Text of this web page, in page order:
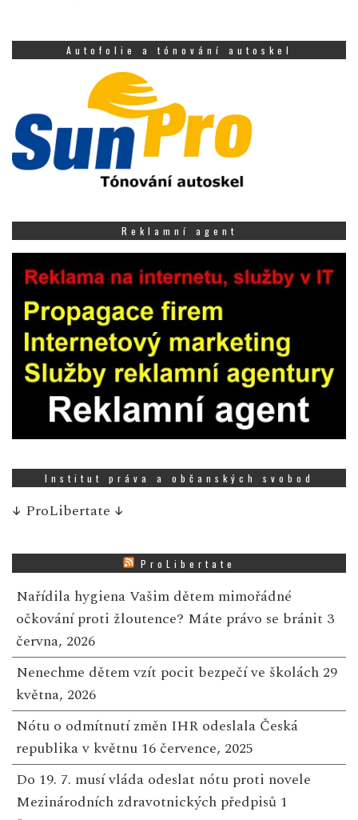
Autofolie a tónování autoskel
Reklamní agent
Institut práva a občanských svobod
↓ ProLibertate ↓
ProLibertate
Nařídila hygiena Vašim dětem mimořádné
očkování proti žloutence? Máte právo se bránit 3
června, 2026
Nenechme dětem vzít pocit bezpečí ve školách 29
května, 2026
Nótu o odmítnutí změn IHR odeslala Česká
republika v květnu 16 července, 2025
Do 19. 7. musí vláda odeslat nótu proti novele
Mezinárodních zdravotnických předpisů 1